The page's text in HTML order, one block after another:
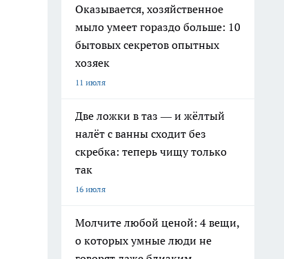
Оказывается, хозяйственное
мыло умеет гораздо больше: 10
бытовых секретов опытных
хозяек
11 июля
Две ложки в таз — и жёлтый
налёт с ванны сходит без
скребка: теперь чищу только
так
16 июля
Молчите любой ценой: 4 вещи,
о которых умные люди не